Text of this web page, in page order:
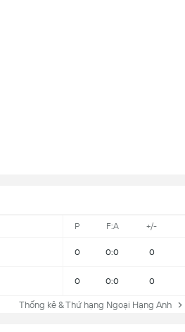
P F:A +/-
0 0:0 0
0 0:0 0
Thống kê & Thứ hạng Ngoại Hạng Anh